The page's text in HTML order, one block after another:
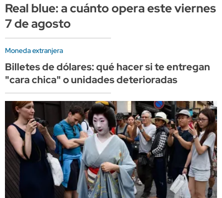
Real blue: a cuánto opera este viernes
7 de agosto
Moneda extranjera
Billetes de dólares: qué hacer si te entregan
"cara chica" o unidades deterioradas